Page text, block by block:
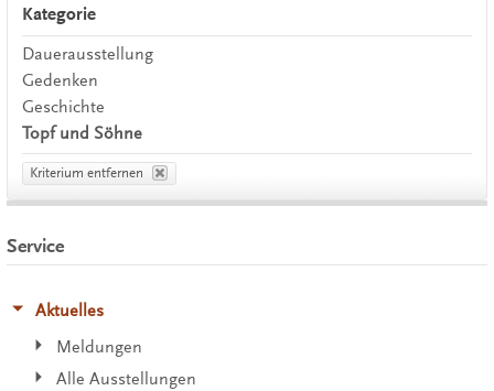
Kategorie
Dauerausstellung
Gedenken
Geschichte
Topf und Söhne
Kriterium entfernen
Service
Aktuelles
Meldungen
Alle Ausstellungen